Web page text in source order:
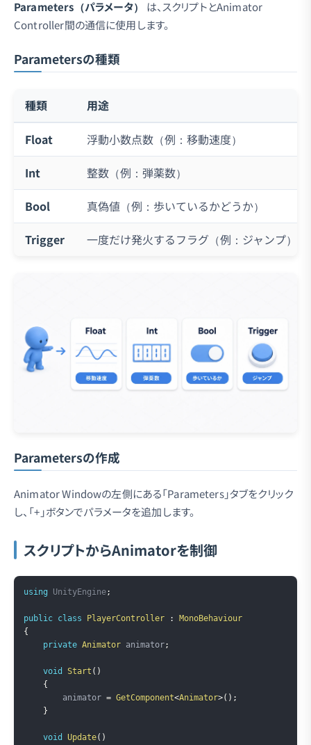
Parameters（パラメータ）
は、スクリプトとAnimator
Controller間の通信に使用します。
Parametersの種類
種類 用途
Float
浮動小数点数（例：移動速度）
Int
整数（例：弾薬数）
Bool
真偽値（例：歩いているかどうか）
Trigger
一度だけ発火するフラグ（例：ジャンプ）
Parametersの作成
Animator Windowの左側にある「Parameters」タブをクリック
し、「+」ボタンでパラメータを追加します。
スクリプトからAnimatorを制御
using UnityEngine;
public class PlayerController :
MonoBehaviour
{
private Animator animator;
void Start ( )
{
        animator
= GetComponent<Animator>( ) ;
}
void Update( )